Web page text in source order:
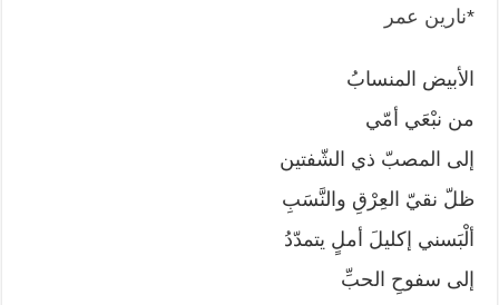
*نارين عمر
الأبيض المنسابُ
من نبْعَي أمّي
إلى المصبّ ذي الشّفتين
ظلّ نقيّ العِرْقِ والنَّسَبِ
ألْبَسني إكليلَ أملٍ يتمدّدُ
إلى سفوحِ الحبِّ